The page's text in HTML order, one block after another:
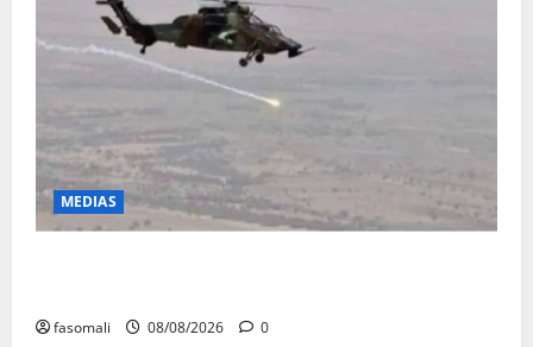
MEDIAS
fasomali 08/08/2026 0